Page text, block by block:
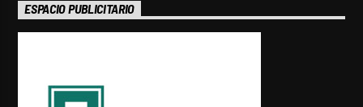
ESPACIO PUBLICITARIO